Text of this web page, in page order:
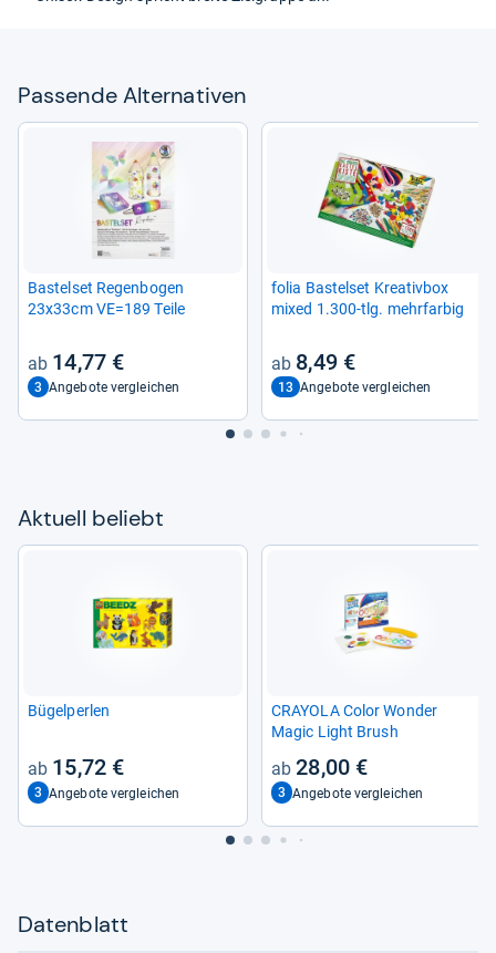
Pas­sende Alter­na­ti­ven
Bas­tel­set Regen­bo­gen
23x33cm VE=189 Teile
14,77 €
3 Angebote vergleichen
folia Bas­tel­set Krea­tiv­box
mixed 1.300-​tlg. mehr­far­big
8,49 €
13 Angebote vergleichen
Aktu­ell beliebt
Bügel­per­len
15,72 €
3 Angebote vergleichen
CRAY­OLA Color Won­der
Magic Light Brush
28,00 €
3 Angebote vergleichen
Datenblatt